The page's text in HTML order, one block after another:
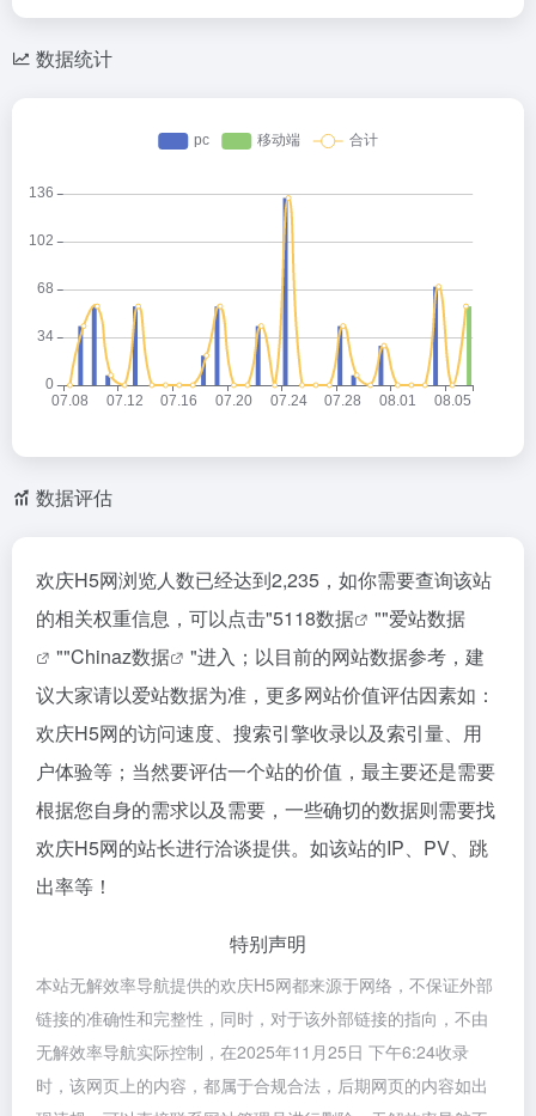
数据统计
数据评估
欢庆H5网浏览人数已经达到2,235，如你需要查询该站
的相关权重信息，可以点击"5118数据 ""爱站数据
""Chinaz数据
"进入；以目前的网站数据参考，建
议大家请以爱站数据为准，更多网站价值评估因素如：
欢庆H5网的访问速度、搜索引擎收录以及索引量、用
户体验等；当然要评估一个站的价值，最主要还是需要
根据您自身的需求以及需要，一些确切的数据则需要找
欢庆H5网的站长进行洽谈提供。如该站的IP、PV、跳
出率等！
特别声明
本站无解效率导航提供的欢庆H5网都来源于网络，不保证外部
链接的准确性和完整性，同时，对于该外部链接的指向，不由
无解效率导航实际控制，在2025年11月25日 下午6:24收录
时，该网页上的内容，都属于合规合法，后期网页的内容如出